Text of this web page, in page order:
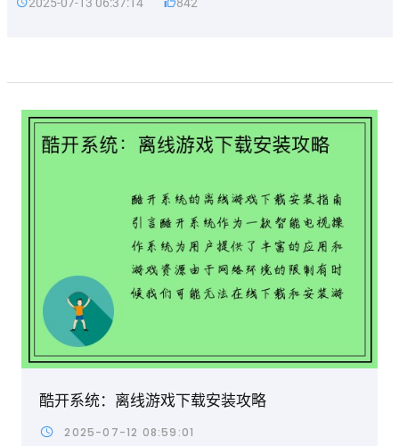
2025-07-13 06:37:14 842
酷开系统：离线游戏下载安装攻略
2025-07-12 08:59:01